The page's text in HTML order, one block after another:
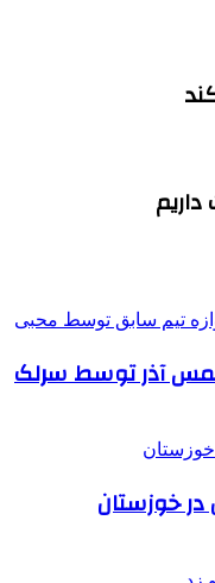
آذر توسط سرلک
در خوزستان